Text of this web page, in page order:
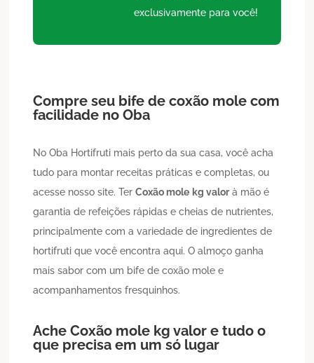
exclusivamente para você!
Compre seu bife de coxão mole com
facilidade no Oba
No Oba Hortifruti mais perto da sua casa, você acha
tudo para montar receitas práticas e completas, ou
acesse nosso site. TerCoxão mole kg valorà mão é
garantia de refeições rápidas e cheias de nutrientes,
principalmente com a variedade de ingredientes de
hortifruti que você encontra aqui. O almoço ganha
mais sabor com um bife de coxão mole e
acompanhamentos fresquinhos.
AcheCoxão mole kg valor e tudo o
que precisa em um só lugar